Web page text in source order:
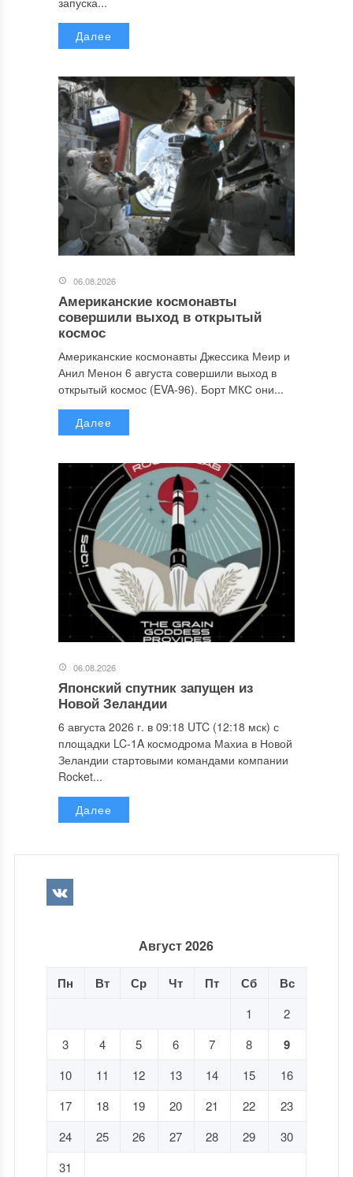
Далее
06.08.2026
Американские космонавты
совершили выход в открытый
космос
Американские космонавты Джессика Меир и
Анил Менон 6 августа совершили выход в
открытый космос (EVA-96). Борт МКС они...
Далее
06.08.2026
Японский спутник запущен из
Новой Зеландии
6 августа 2026 г. в 09:18 UTC (12:18 мск) с
площадки LC-1A космодрома Махиа в Новой
Зеландии стартовыми командами компании
Rocket...
Далее
Август 2026
Пн Вт Ср Чт Пт Сб Вс
1
2
3
4 5 6 7 8 9
10 11 12 13 14 15
16
17
18 19 20 21 22
23
24
25 26 27 28 29
30
31